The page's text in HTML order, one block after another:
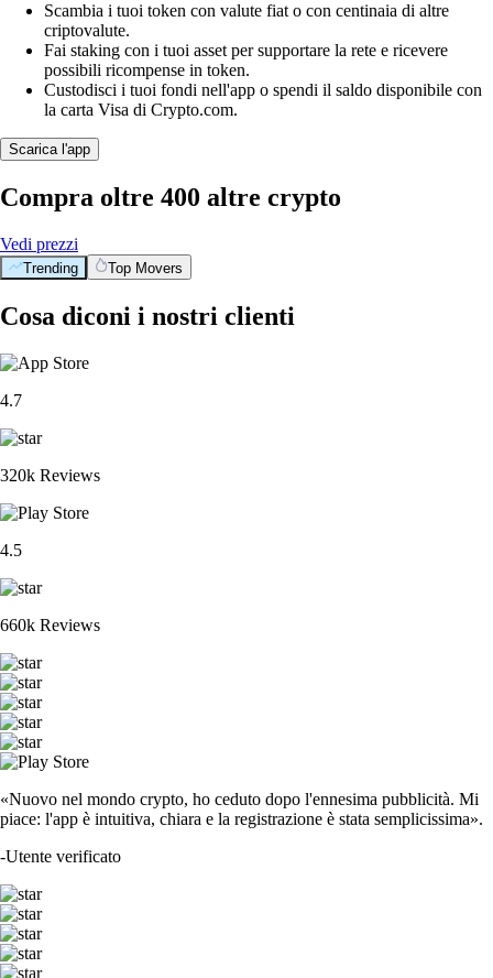
Scambia i tuoi token con valute fiat o con centinaia di altre
criptovalute.
Fai staking con i tuoi asset per supportare la rete e ricevere
possibili ricompense in token.
Custodisci i tuoi fondi nell'app o spendi il saldo disponibile con
la carta Visa di Crypto.com.
Scarica l'app
Compra oltre 400 altre crypto
Vedi prezzi
Trending Top Movers
Cosa diconi i nostri clienti
4.7
320k Reviews
4.5
660k Reviews
«Nuovo nel mondo crypto, ho ceduto dopo l'ennesima pubblicità. Mi
piace: l'app è intuitiva, chiara e la registrazione è stata semplicissima».
-Utente verificato